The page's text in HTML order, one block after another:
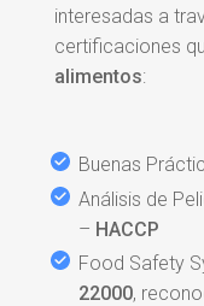
interesadas a
certificaciones
alimentos:
Buenas
Análisis de
– HACCP
Food Safety
22000,